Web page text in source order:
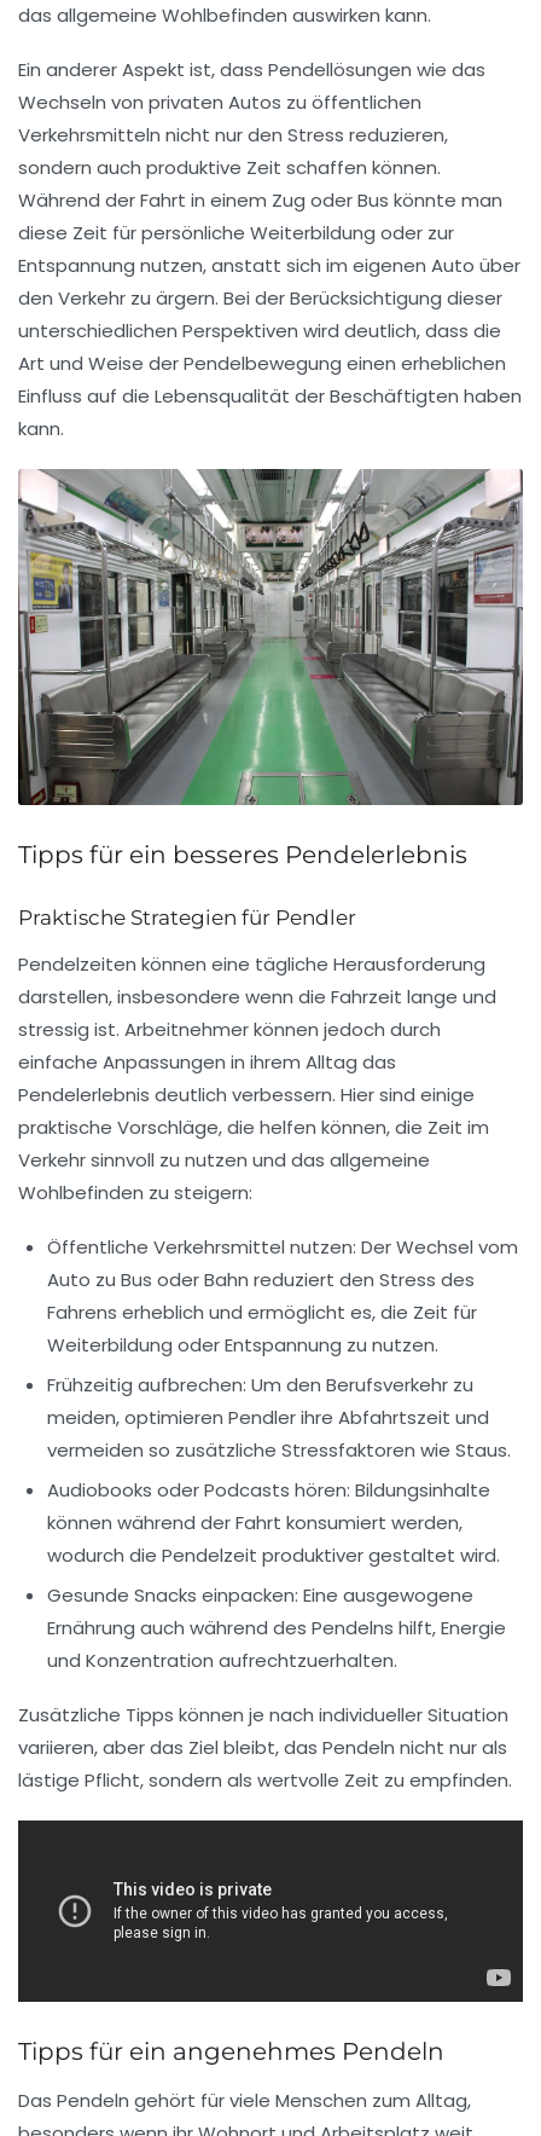
das allgemeine Wohlbefinden auswirken kann.
Ein anderer Aspekt ist, dass Pendellösungen wie das
Wechseln von privaten Autos zu öffentlichen
Verkehrsmitteln nicht nur den Stress reduzieren,
sondern auch produktive Zeit schaffen können.
Während der Fahrt in einem Zug oder Bus könnte man
diese Zeit fürpersönliche Weiterbildung oder zur
Entspannung nutzen, anstatt sich im eigenen Auto über
den Verkehr zu ärgern. Bei der Berücksichtigung dieser
unterschiedlichen Perspektiven wird deutlich, dass die
Art und Weise derPendelbewegung einen erheblichen
Einfluss auf die Lebensqualität der Beschäftigten haben
kann.
Tipps für ein besseres Pendelerlebnis
Praktische Strategien für Pendler
Pendelzeiten können eine tägliche Herausforderung
darstellen, insbesondere wenn die Fahrzeit lange und
stressig ist. Arbeitnehmer können jedoch durch
einfache Anpassungen in ihrem Alltag das
Pendelerlebnis deutlich verbessern. Hier sind einige
praktische Vorschläge, die helfen können, die Zeit im
Verkehr sinnvoll zu nutzen und das allgemeine
Wohlbefinden zu steigern:
Öffentliche Verkehrsmittel nutzen: Der Wechsel vom
Auto zu Bus oder Bahn reduziert den Stress des
Fahrens erheblich und ermöglicht es, die Zeit für
Weiterbildung oder Entspannung zu nutzen.
Frühzeitig aufbrechen: Um den Berufsverkehr zu
meiden, optimieren Pendler ihre Abfahrtszeit und
vermeiden so zusätzliche Stressfaktoren wie Staus.
Audiobooks oder Podcasts hören: Bildungsinhalte
können während der Fahrt konsumiert werden,
wodurch die Pendelzeit produktiver gestaltet wird.
Gesunde Snacks einpacken: Eine ausgewogene
Ernährung auch während des Pendelns hilft,Energie
und Konzentration aufrechtzuerhalten.
Zusätzliche Tipps können je nach individueller Situation
variieren, aber das Ziel bleibt, das Pendeln nicht nur als
lästige Pflicht, sondern als wertvolle Zeit zu empfinden.
Tipps für ein angenehmes Pendeln
Das Pendeln gehört für viele Menschen zum Alltag,